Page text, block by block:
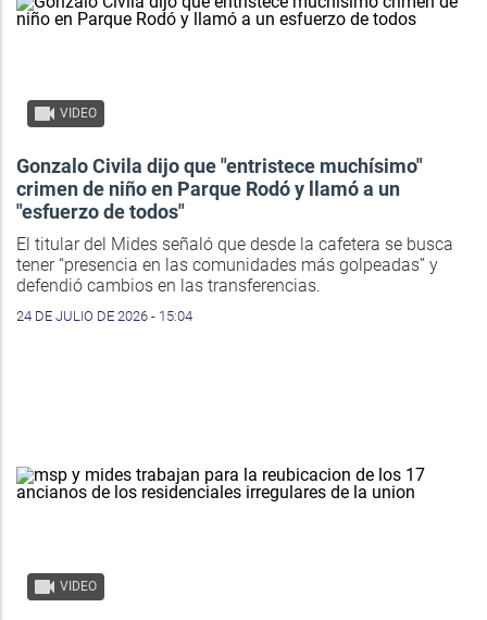
VIDEO
Gonzalo Civila dijo que "entristece muchísimo"
crimen de niño en Parque Rodó y llamó a un
"esfuerzo de todos"
El titular del Mides señaló que desde la cafetera se busca
tener “presencia en las comunidades más golpeadas” y
defendió cambios en las transferencias.
24 DE JULIO DE 2026 - 15:04
VIDEO